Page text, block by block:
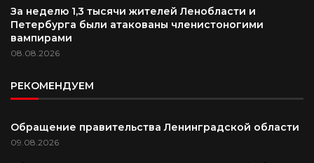
За неделю 1,3 тысячи жителей Ленобласти и
Петербурга были атакованы членистоногими
вампирами
08.08.2026
РЕКОМЕНДУЕМ
Обращение правительства Ленинградской области
09.08.2026